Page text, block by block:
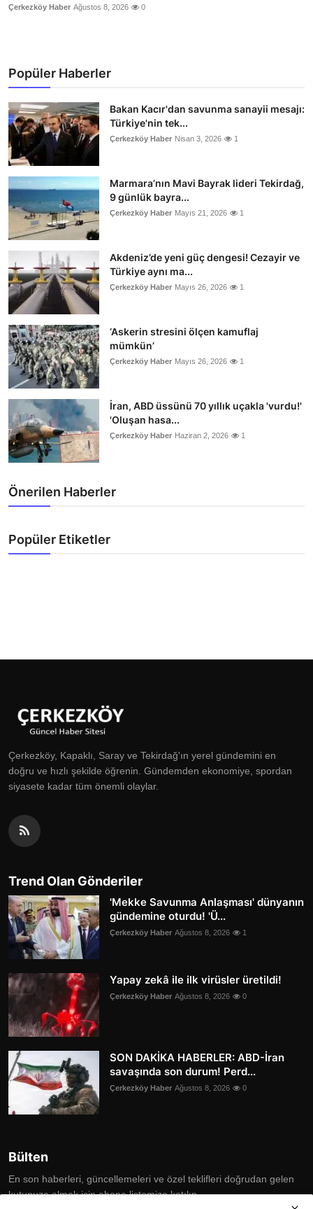
Çerkezköy Haber Ağustos 8, 2026 0
Popüler Haberler
Bakan Kacır'dan savunma sanayii mesajı:
Türkiye'nin tek...
Çerkezköy Haber Nisan 3, 2026 1
Marmara’nın Mavi Bayrak lideri Tekirdağ,
9 günlük bayra...
Çerkezköy Haber Mayıs 21, 2026 1
Akdeniz’de yeni güç dengesi! Cezayir ve
Türkiye aynı ma...
Çerkezköy Haber Mayıs 26, 2026 1
‘Askerin stresini ölçen kamuflaj
mümkün’
Çerkezköy Haber Mayıs 26, 2026 1
İran, ABD üssünü 70 yıllık uçakla 'vurdu!'
'Oluşan hasa...
Çerkezköy Haber Haziran 2, 2026 1
Önerilen Haberler
Popüler Etiketler
Çerkezköy, Kapaklı, Saray ve Tekirdağ'ın yerel gündemini en
doğru ve hızlı şekilde öğrenin. Gündemden ekonomiye, spordan
siyasete kadar tüm önemli olaylar.
Trend Olan Gönderiler
'Mekke Savunma Anlaşması' dünyanın
gündemine oturdu! 'Ü...
Çerkezköy Haber Ağustos 8, 2026 1
Yapay zekâ ile ilk virüsler üretildi!
Çerkezköy Haber Ağustos 8, 2026 0
SON DAKİKA HABERLER: ABD-İran
savaşında son durum! Perd...
Çerkezköy Haber Ağustos 8, 2026 0
Bülten
En son haberleri, güncellemeleri ve özel teklifleri doğrudan gelen
kutunuza almak için abone listemize katılın